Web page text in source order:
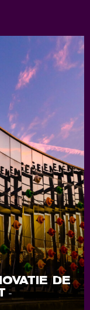
DE
-